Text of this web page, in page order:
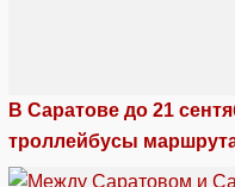
В Саратове до 21
троллейбусы